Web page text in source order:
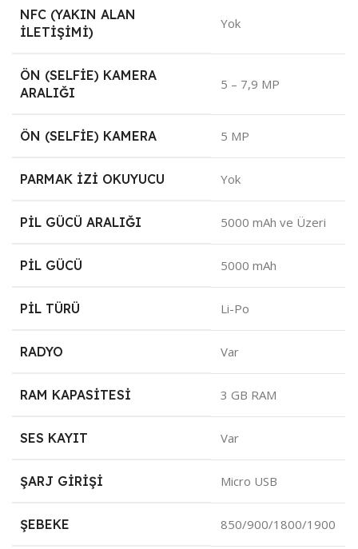
NFC (YAKIN ALAN
İLETIŞIMI)
Yok
ÖN (SELFIE) KAMERA
ARALIĞI
5 – 7,9 MP
ÖN (SELFIE) KAMERA 5 MP
PARMAK İZI OKUYUCU Yok
PIL GÜCÜ ARALIĞI 5000 mAh ve Üzeri
PIL GÜCÜ 5000 mAh
PIL TÜRÜ Li-Po
RADYO Var
RAM KAPASITESI 3 GB RAM
SES KAYIT Var
ŞARJ GIRIŞI Micro USB
ŞEBEKE 850/900/1800/1900